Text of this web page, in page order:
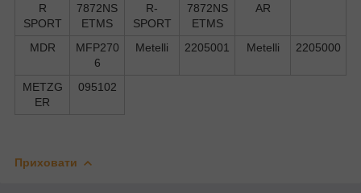
R
SPORT
7872NS
ETMS
R-
SPORT
7872NS
ETMS
AR
MDR
MFP270
6
Metelli 2205001 Metelli 2205000
METZG
ER
095102
Приховати